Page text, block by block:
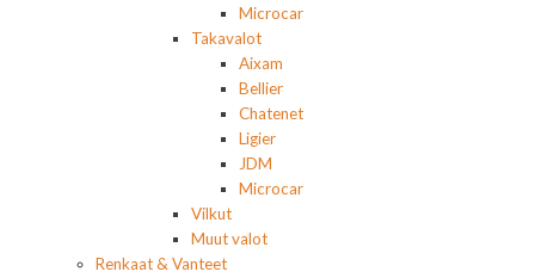
Microcar
Takavalot
Aixam
Bellier
Chatenet
Ligier
JDM
Microcar
Vilkut
Muut valot
Renkaat & Vanteet